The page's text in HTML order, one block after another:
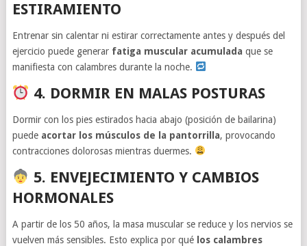
ESTIRAMIENTO
Entrenar sin calentar ni estirar correctamente antes y después del
ejercicio puede generar fatiga muscular acumulada que se
manifiesta con calambres durante la noche.
4. DORMIR EN MALAS POSTURAS
Dormir con los pies estirados hacia abajo (posición de bailarina)
puede acortar los músculos de la pantorrilla, provocando
contracciones dolorosas mientras duermes.
5. ENVEJECIMIENTO Y CAMBIOS
HORMONALES
A partir de los 50 años, la masa muscular se reduce y los nervios se
vuelven más sensibles. Esto explica por qué los calambres